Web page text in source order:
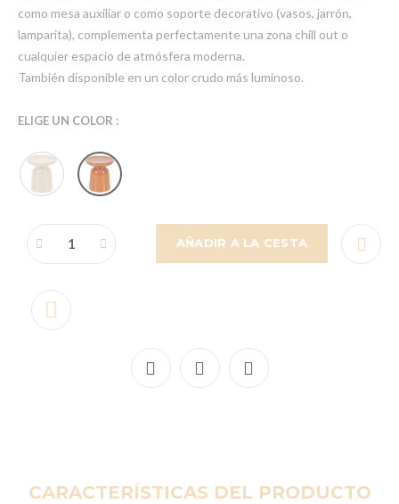
como mesa auxiliar o como soporte decorativo (vasos, jarrón,
lamparita), complementa perfectamente una zona chill out o
cualquier espacio de atmósfera moderna.
También disponible en un color crudo más luminoso.
ELIGE UN COLOR :
AÑADIR A LA CESTA
CARACTERÍSTICAS DEL PRODUCTO